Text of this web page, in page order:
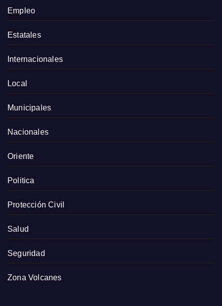
Empleo
Estatales
Internacionales
Local
Municipales
Nacionales
Oriente
Politica
Protección Civil
Salud
Seguridad
Zona Volcanes